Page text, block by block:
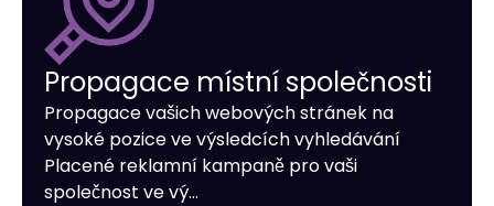
Propagace místní společnosti
Propagace vašich webových stránek na
vysoké pozice ve výsledcích vyhledávání
Placené reklamní kampaně pro vaši
společnost ve vý…